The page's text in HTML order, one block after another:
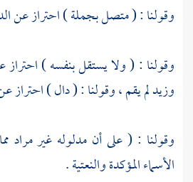
وقولنا : ( متصل بجملة ) احتراز عن
وقولنا : ( ولا يستقل بنفسه ) احتراز
وزيد لم يقم ، وقولنا : ( دال ) احتراز
وقولنا : ( على أن مدلوله غير مراد
الأسماء المؤكدة والنعتية .